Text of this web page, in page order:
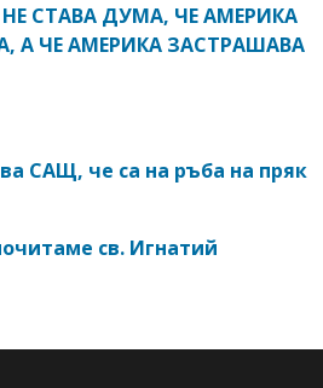
СТАВА ДУМА, ЧЕ АМЕРИКА
А ЧЕ АМЕРИКА ЗАСТРАШАВА
САЩ, че са на ръба на пряк
св. Игнатий